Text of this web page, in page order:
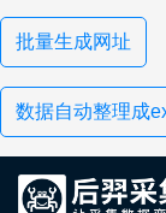
批量生成网址
数据自动整理成